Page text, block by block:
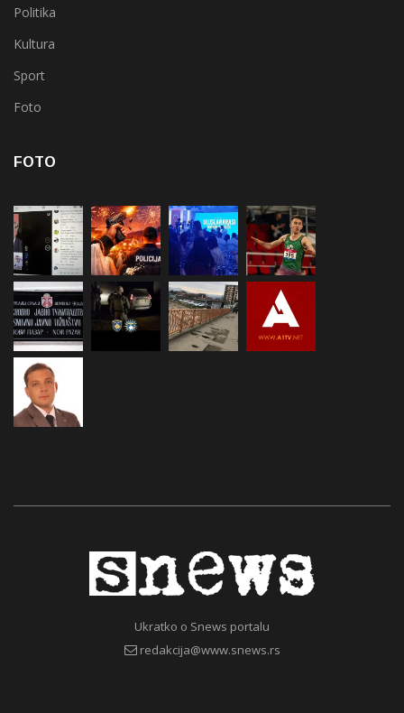
Politika
Kultura
Sport
Foto
FOTO
Ukratko o Snews portalu
redakcija@www.snews.rs